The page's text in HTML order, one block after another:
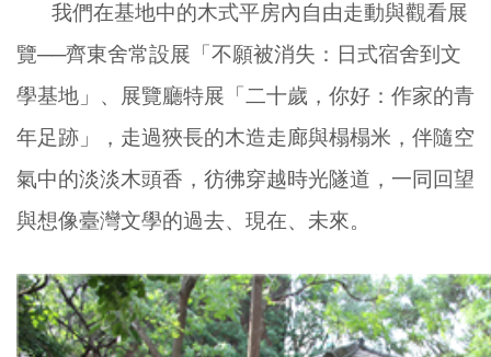
我們在基地中的木式平房內自由走動與觀看展
覽──齊東舍常設展「不願被消失：日式宿舍到文
學基地」 、展覽廳特展「二十歲，你好：作家的青
年足跡」，走過狹長的木造走廊與榻榻米，伴隨空
氣中的淡淡木頭香，彷彿穿越時光隧道，一同回望
與想像臺灣文學的過去、現在、未來。